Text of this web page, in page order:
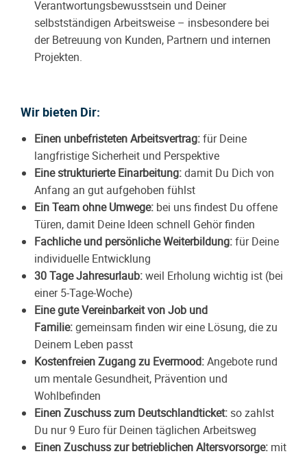
Verantwortungsbewusstsein und Deiner
selbstständigen Arbeitsweise – insbesondere bei
der Betreuung von Kunden, Partnern und internen
Projekten.
Wir bieten Dir:
Einen unbefristeten Arbeitsvertrag:für Deine
langfristige Sicherheit und Perspektive
Eine strukturierte Einarbeitung:damit Du Dich von
Anfang an gut aufgehoben fühlst
Ein Team ohne Umwege: bei uns findest Du offene
Türen, damit Deine Ideen schnell Gehör finden
Fachliche und persönliche Weiterbildung:für Deine
individuelle Entwicklung
30 Tage Jahresurlaub:weil Erholung wichtig ist (bei
einer 5-Tage-Woche)
Eine gute Vereinbarkeit von Job und
Familie:gemeinsam finden wir eine Lösung, die zu
Deinem Leben passt
Kostenfreien Zugang zu Evermood:Angebote rund
um mentale Gesundheit, Prävention und
Wohlbefinden
Einen Zuschuss zum Deutschlandticket: so zahlst
Du nur 9 Euro für Deinen täglichen Arbeitsweg
Einen Zuschuss zur betrieblichen Altersvorsorge: mit